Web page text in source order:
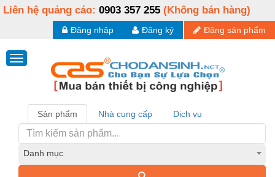
Liên hệ quảng cáo: 0903 357 255 (Không bán hàng)
Đăng sản phẩm
Đăng ký
Đăng nhập
Sản phẩm Nhà cung cấp Dịch vụ
Danh mục